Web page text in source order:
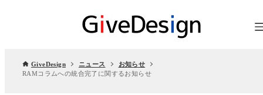
GiveDesign ニュース
お知らせ
RAMコラムへの統合完了に関するお知らせ